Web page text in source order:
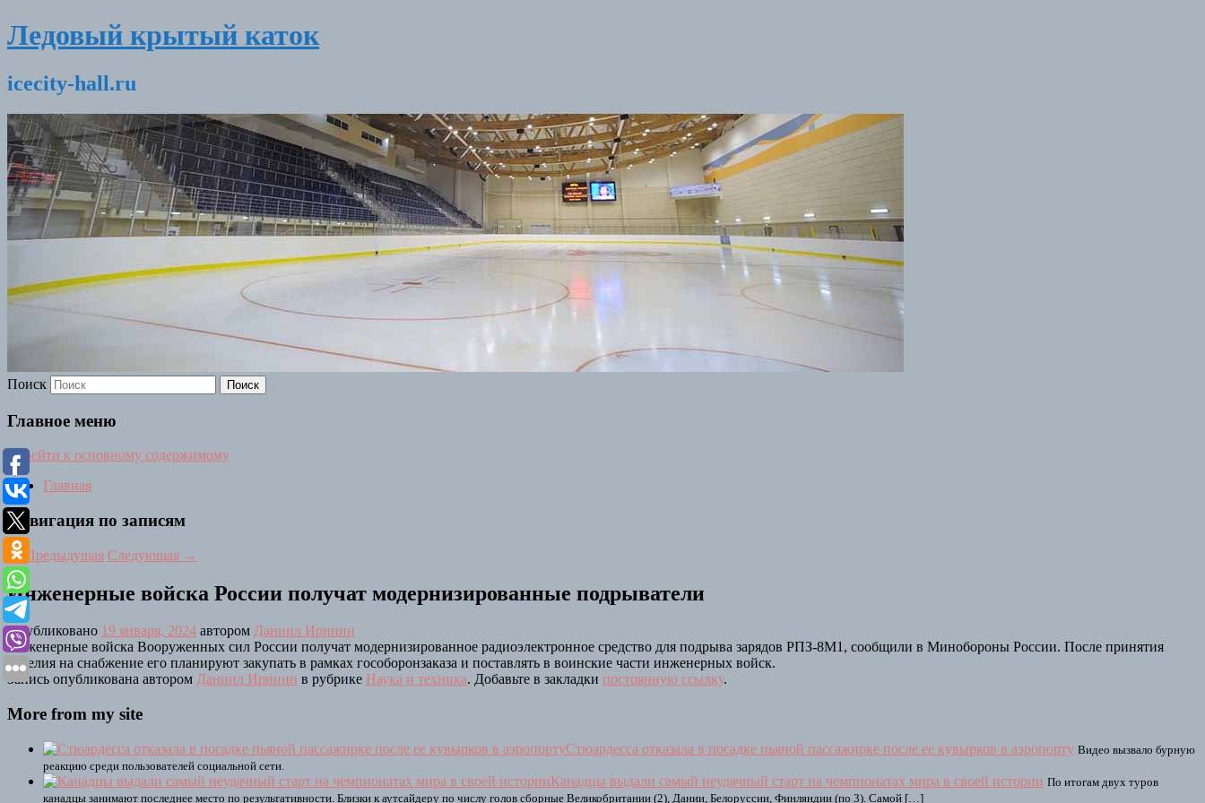
Ледовый крытый каток
icecity-hall.ru
Поиск
Главное меню
Перейти к основному содержимому
Главная
Навигация по записям
←Предыдущая Следующая →
Инженерные войска России получат модернизированные подрыватели
Опубликовано 19 января, 2024 автором Даниил Иринин
Инженерные войска Вооруженных сил России получат модернизированное радиоэлектронное средство для подрыва зарядов РПЗ-8М1, сообщили в Минобороны России. После принятия
изделия на снабжение его планируют закупать в рамках гособоронзаказа и поставлять в воинские части инженерных войск.
Запись опубликована автором Даниил Иринин в рубрике Наука и техника. Добавьте в закладки постоянную ссылку.
More from my site
Стюардесса отказала в посадке пьяной пассажирке после ее кувырков в аэропорту Видео вызвало бурную
реакцию среди пользователей социальной сети.
Канадцы выдали самый неудачный старт на чемпионатах мира в своей истории По итогам двух туров
канадцы занимают последнее место по результативности. Близки к аутсайдеру по числу голов сборные Великобритании (2), Дании, Белоруссии, Финляндии (по 3). Самой […]